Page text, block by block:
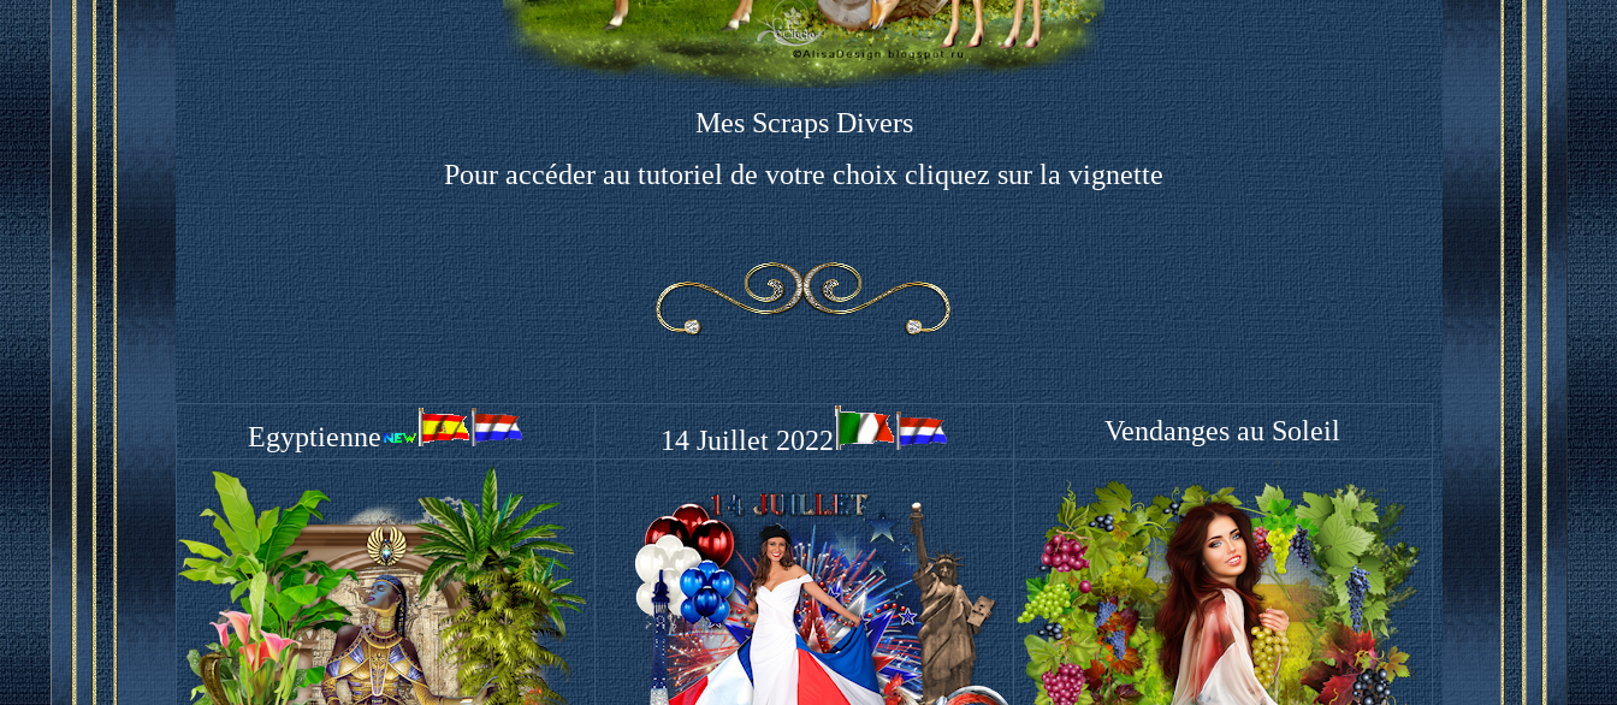
Mes Scraps Divers
Pour accéder au tutoriel de votre choix cliquez sur la vignette
Egyptienne 14 Juillet 2022 Vendanges au Soleil